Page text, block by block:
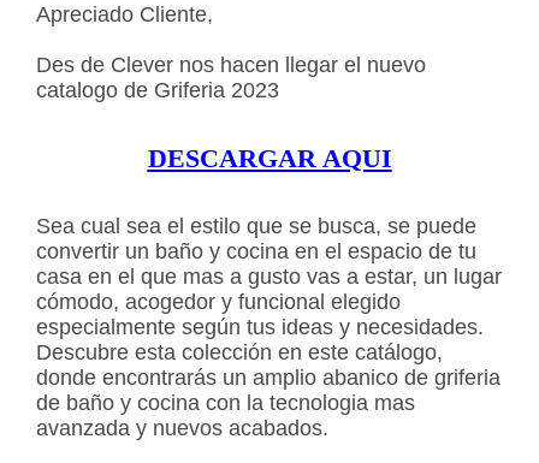
Apreciado Cliente,
Des de Clever nos hacen llegar el nuevo
catalogo de Griferia 2023
DESCARGAR AQUI
Sea cual sea el estilo que se busca, se puede
convertir un baño y cocina en el espacio de tu
casa en el que mas a gusto vas a estar, un lugar
cómodo, acogedor y funcional elegido
especialmente según tus ideas y necesidades.
Descubre esta colección en este catálogo,
donde encontrarás un amplio abanico de griferia
de baño y cocina con la tecnologia mas
avanzada y nuevos acabados.